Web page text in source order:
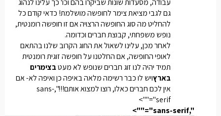
עבודה, מסעדות שונות שביקרו בהם וכו' כך עלינו לנהוג
גם לגבי מציאת צימר לחופשה מושלמת! כדאי קודם כל
להחליט מה סוג החופשה הרצויה אם זו חופשה רומנטית,
נופש משפחתי, קבוצת חברים וכדומה.
לאחר מכן, עלינו לשאול את החוג הקרוב שלנו בהתאם
לאופי החופשה, אם החלטנו על חופשה זוגית רומנטית
תמיד יהיה לנו זוג חברים שנופש לא מעטבצימרים
בארץויש לו כבר רשימה מלאה באיפה כן ואיפה לא- אם
אין לכם חברים כאלו, רוצו למצוא אותם!!! ",sans-
serif"="">
",sans-serif"="">